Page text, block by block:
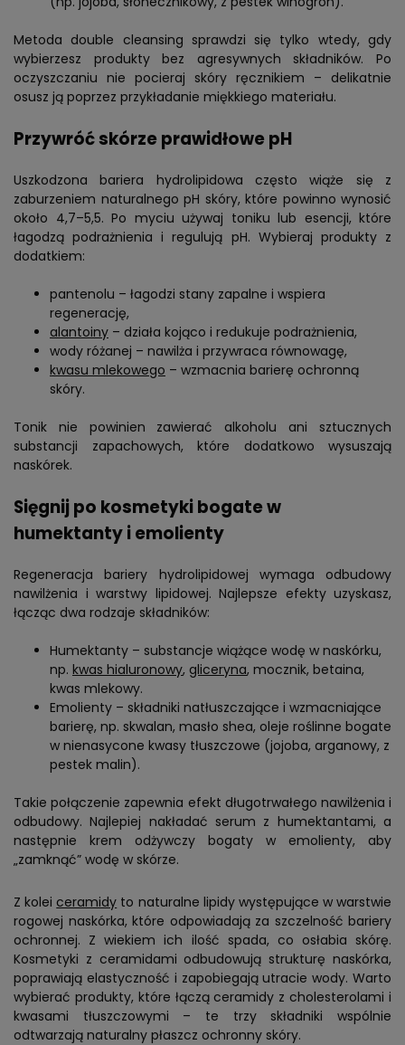
Metoda double cleansing sprawdzi się tylko wtedy, gdy
wybierzesz produkty bez agresywnych składników. Po
oczyszczaniu nie pocieraj skóry ręcznikiem – delikatnie
osusz ją poprzez przykładanie miękkiego materiału.
Przywróć skórze prawidłowe pH
Uszkodzona bariera hydrolipidowa często wiąże się z
zaburzeniem naturalnego pH skóry, które powinno wynosić
około 4,7–5,5. Po myciu używaj toniku lub esencji, które
łagodzą podrażnienia i regulują pH. Wybieraj produkty z
dodatkiem:
pantenolu – łagodzi stany zapalne i wspiera
regenerację,
alantoiny – działa kojąco i redukuje podrażnienia,
wody różanej – nawilża i przywraca równowagę,
kwasu mlekowego – wzmacnia barierę ochronną
skóry.
Tonik nie powinien zawierać alkoholu ani sztucznych
substancji zapachowych, które dodatkowo wysuszają
naskórek.
Sięgnij po kosmetyki bogate w
humektanty i emolienty
Regeneracja bariery hydrolipidowej wymaga odbudowy
nawilżenia i warstwy lipidowej. Najlepsze efekty uzyskasz,
łącząc dwa rodzaje składników:
Humektanty – substancje wiążące wodę w naskórku,
np. kwas hialuronowy, gliceryna, mocznik, betaina,
kwas mlekowy.
Emolienty – składniki natłuszczające i wzmacniające
barierę, np. skwalan, masło shea, oleje roślinne bogate
w nienasycone kwasy tłuszczowe (jojoba, arganowy, z
pestek malin).
Takie połączenie zapewnia efekt długotrwałego nawilżenia i
odbudowy. Najlepiej nakładać serum z humektantami, a
następnie krem odżywczy bogaty w emolienty, aby
„zamknąć” wodę w skórze.
Z kolei ceramidy to naturalne lipidy występujące w warstwie
rogowej naskórka, które odpowiadają za szczelność bariery
ochronnej. Z wiekiem ich ilość spada, co osłabia skórę.
Kosmetyki z ceramidami odbudowują strukturę naskórka,
poprawiają elastyczność i zapobiegają utracie wody. Warto
wybierać produkty, które łączą ceramidy z cholesterolami i
kwasami tłuszczowymi – te trzy składniki wspólnie
odtwarzają naturalny płaszcz ochronny skóry.